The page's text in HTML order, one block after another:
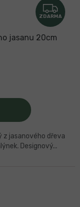
Z
D
ZDARMA
jasanu 20cm
z jasanového dřeva
Designový...